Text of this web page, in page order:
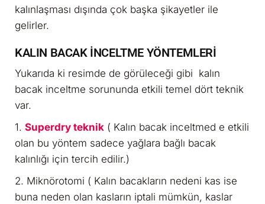
kalınlaşması dışında çok başka şikayetler ile
gelirler.
KALIN BACAK İNCELTME YÖNTEMLERİ
Yukarıda ki resimde de görüleceği gibi kalın
bacak inceltme sorununda etkili temel dört teknik
var.
1. Superdry teknik ( Kalın bacak inceltmed e etkili
olan bu yöntem sadece yağlara bağlı bacak
kalınlığı için tercih edilir.)
2. Miknörotomi ( Kalın bacakların nedeni kas ise
buna neden olan kasların iptali mümkün, kaslar